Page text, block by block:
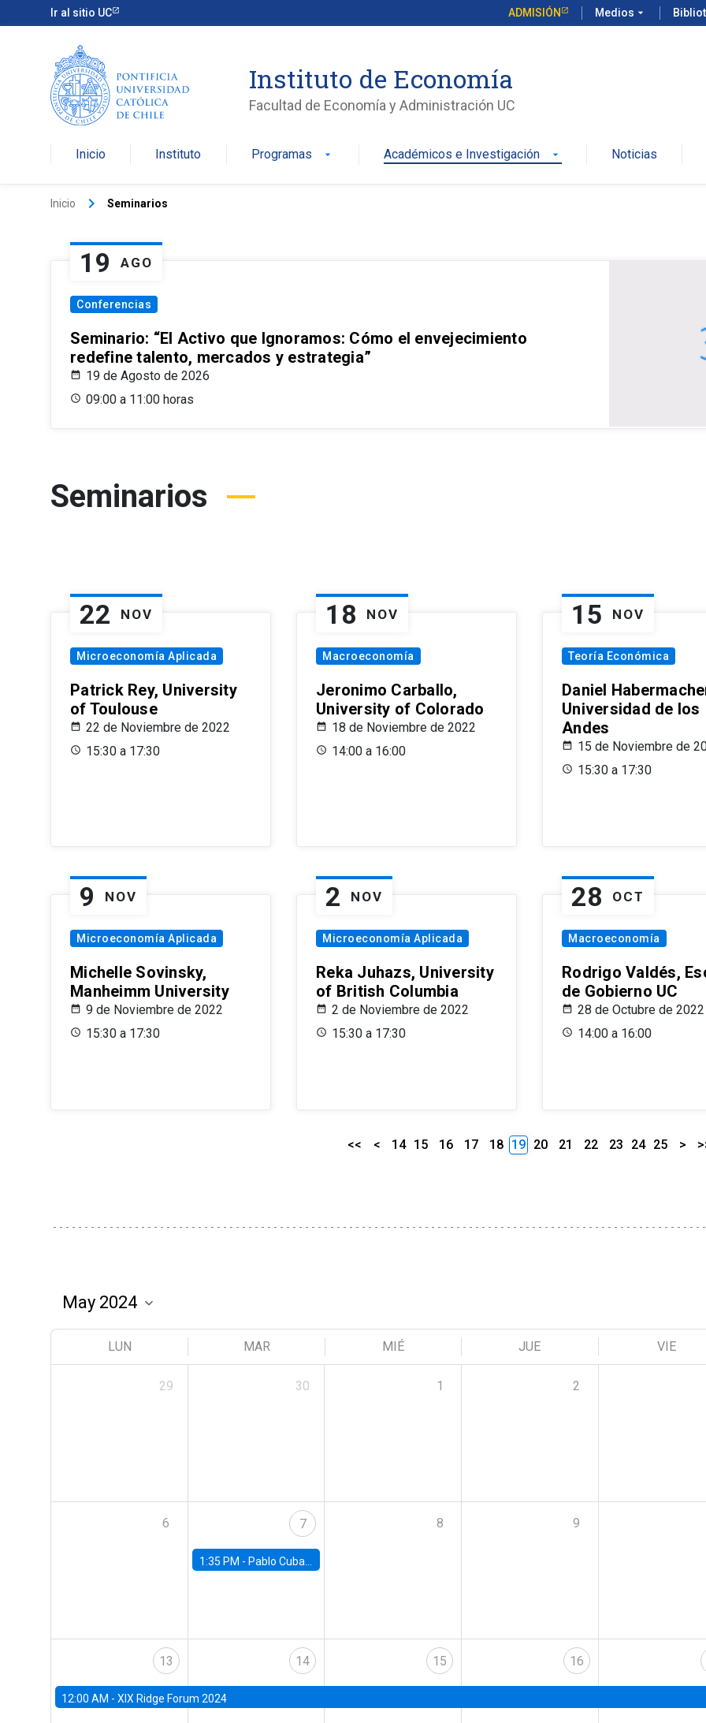
Ir al sitio UC ADMISIÓN Medios arrow_drop_down
Instituto de Economía
Facultad de Economía y Administración UC
Inicio Instituto Programas arrow_drop_down Académicos e Investigación arrow_drop_down Noticias
Inicio keyboard_arrow_right Seminarios
19 AGO
Conferencias
Seminario: “El Activo que Ignoramos: Cómo el envejecimiento
redefine talento, mercados y estrategia”
19 de Agosto de 2026
09:00 a 11:00 horas
Seminarios
22 NOV
Microeconomía Aplicada
Patrick Rey, University
of Toulouse
22 de Noviembre de 2022
15:30 a 17:30
18 NOV
Macroeconomía
Jeronimo Carballo,
University of Colorado
18 de Noviembre de 2022
14:00 a 16:00
15 NOV
Teoría Económica
Daniel
Universidad de los
Andes
15 de Noviembre de
15:30 a 17:30
9 NOV
Microeconomía Aplicada
Michelle Sovinsky,
Manheimm University
9 de Noviembre de 2022
15:30 a 17:30
2 NOV
Microeconomía Aplicada
Reka Juhazs, University
of British Columbia
2 de Noviembre de 2022
15:30 a 17:30
28 OCT
Macroeconomía
Rodrigo Valdés,
de Gobierno UC
28 de Octubre de 2022
14:00 a 16:00
<< < 14 15 16 17 18 19 20 21 22 23 24 25 >
LUN MAR MIÉ JUE VIE
29 30 1 2
6 7
1:35 PM - Pablo Cuba, FED Board
8 9
13
12:00 AM - XIX Ridge Forum 2024
14 15 16